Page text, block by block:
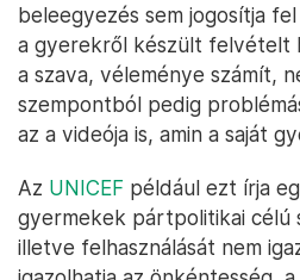
beleegyezés sem jogosítja
a gyerekről készült felvételt
a szava, véleménye számít,
szempontból pedig
az a videója is, amin a saját
Az UNICEF például ezt írja
gyermekek pártpolitikai célú
illetve felhasználását nem